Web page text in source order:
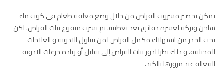
يمكن تحضير مشروب القراص من خلال وضع معلقة طعام في كوب ماء
ساخن وتركه لعشرة دقائق بعد تغطيته. ثم يشرب منقوع نبات القراص. لكن
يجب الحذر من استهلاك مكمل القراص لمن يتناول الادوية و العلاجات
المختلفة. و ذلك نظرا لدور نبات القراص إلى تقليل أو زيادة جرعات الادوية
الفعالة عند مرورها بالكبد.